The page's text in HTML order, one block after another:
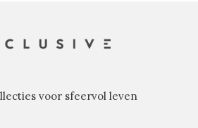
voor sfeervol leven